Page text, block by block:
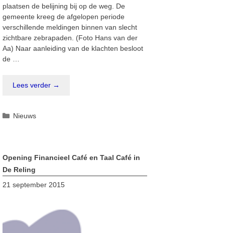
plaatsen de belijning bij op de weg. De
gemeente kreeg de afgelopen periode
verschillende meldingen binnen van slecht
zichtbare zebrapaden. (Foto Hans van der
Aa) Naar aanleiding van de klachten besloot
de …
Lees verder →
Categorieën
Nieuws
Opening Financieel Café en Taal Café in
De Reling
21 september 2015